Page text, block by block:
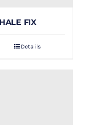
FIX
Details